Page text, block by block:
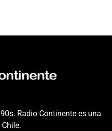
Radio Continente es una